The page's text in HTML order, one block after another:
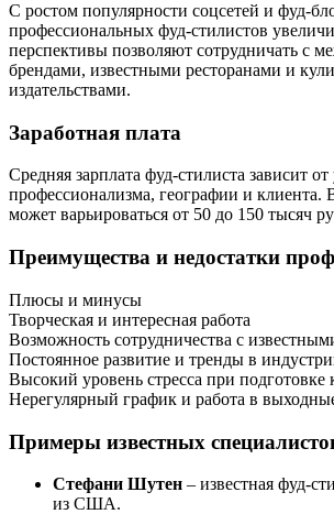
С ростом популярности соцсетей и фуд-
профессиональных фуд-стилистов
перспективы позволяют сотрудничать с
брендами, известными ресторанами и
издательствами.
Заработная плата
Средняя зарплата фуд-стилиста зависит
профессионализма, географии и клиента.
может варьироваться от 50 до 150 тысяч
Преимущества и недостатки
Плюсы и минусы
Творческая и интересная работа
Возможность сотрудничества с
Постоянное развитие и тренды в
Высокий уровень стресса при подготовке
Нерегулярный график и работа в
Примеры известных
Стефани Шутен – известная фуд-
из США.